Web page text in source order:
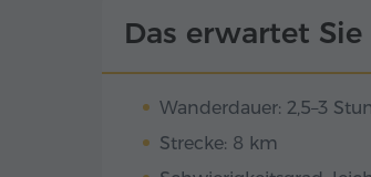
Das erwartet Sie
Wanderdauer: 2,5–3
Strecke: 8 km